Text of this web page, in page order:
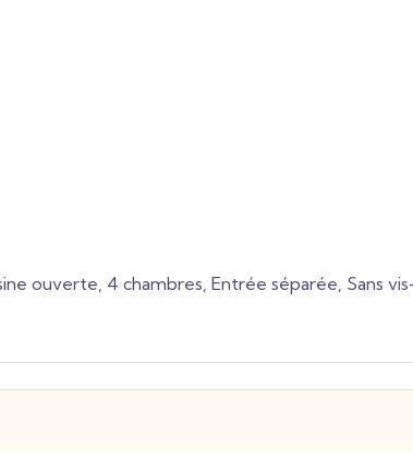
ouverte, 4 chambres, Entrée séparée, Sans